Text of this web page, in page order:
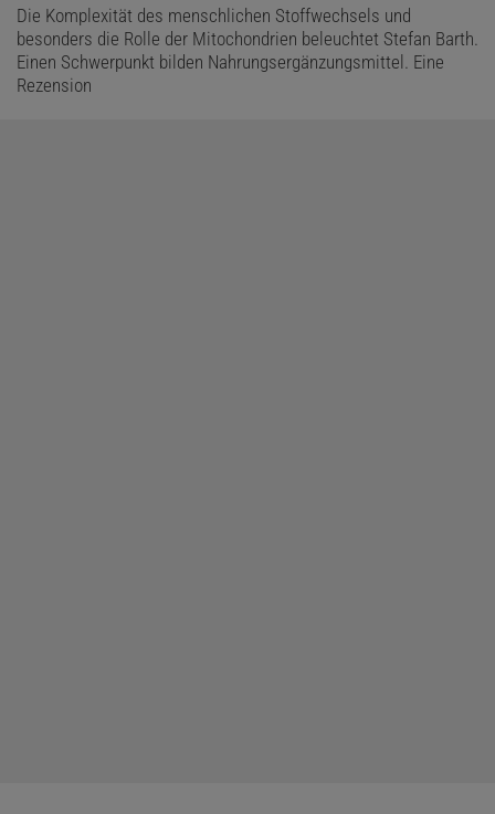
Die Komplexität des menschlichen Stoffwechsels und
besonders die Rolle der Mitochondrien beleuchtet Stefan Barth.
Einen Schwerpunkt bilden Nahrungsergänzungsmittel. Eine
Rezension